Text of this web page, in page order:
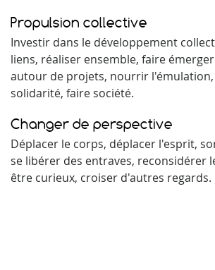
Propulsion collective
Investir dans le développement
liens, réaliser ensemble, faire
autour de projets, nourrir
solidarité, faire société.
Changer de perspective
Déplacer le corps, déplacer l'esprit,
se libérer des entraves, reconsidérer
être curieux, croiser d'autres regards.